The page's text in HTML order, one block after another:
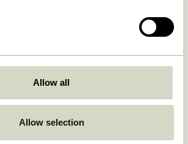
Allow all
Allow selection
Amare Middagstallerken